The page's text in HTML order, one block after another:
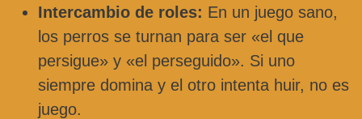
Intercambio de roles: En un juego sano,
los perros se turnan para ser «el que
persigue» y «el perseguido». Si uno
siempre domina y el otro intenta huir, no es
juego.